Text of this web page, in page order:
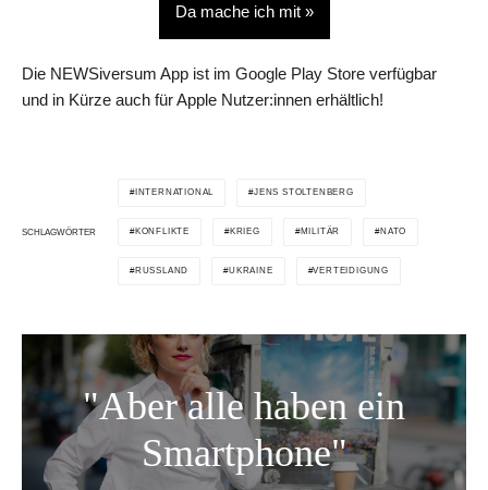
Da mache ich mit »
Die NEWSiversum App ist im Google Play Store verfügbar
und in Kürze auch für Apple Nutzer:innen erhältlich!
SCHLAGWÖRTER
INTERNATIONAL JENS STOLTENBERG
KONFLIKTE KRIEG MILITÄR NATO
RUSSLAND UKRAINE VERTEIDIGUNG
"Aber alle haben ein
Smartphone"